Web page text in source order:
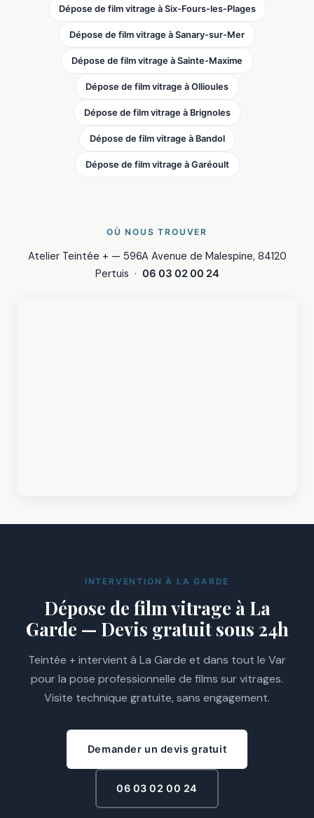
Dépose de film vitrage à Six-Fours-les-Plages
Dépose de film vitrage à Sanary-sur-Mer
Dépose de film vitrage à Sainte-Maxime
Dépose de film vitrage à Ollioules
Dépose de film vitrage à Brignoles
Dépose de film vitrage à Bandol
Dépose de film vitrage à Garéoult
OÙ NOUS TROUVER
Atelier Teintée + — 596A Avenue de Malespine, 84120
Pertuis · 06 03 02 00 24
INTERVENTION À LA GARDE
Dépose de film vitrage à La
Garde — Devis gratuit sous 24h
Teintée + intervient à La Garde et dans tout le Var
pour la pose professionnelle de films sur vitrages.
Visite technique gratuite, sans engagement.
Demander un devis gratuit
06 03 02 00 24